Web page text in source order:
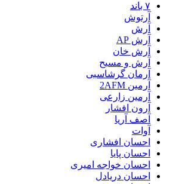
۷ باند
آرتوش
آرش
آرش AP
آرش خان
آرش و مسیح
آرمان گرشاسبی
آرمین 2AFM
آرمین زارعی
آرون افشار
آصف آریا
آوات
احسان افشاری
احسان پایا
احسان خواجه امیری
احسان دریادل